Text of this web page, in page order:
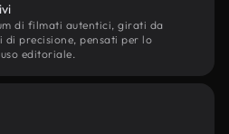
di filmati autentici, girati da
precisione, pensati per lo
editoriale.